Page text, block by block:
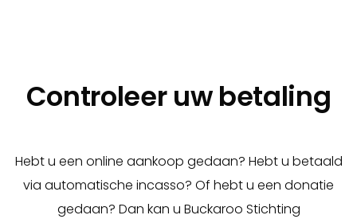
Controleer uw betaling
Hebt u een online aankoop gedaan? Hebt u betaald
via automatische incasso? Of hebt u een donatie
gedaan? Dan kan u Buckaroo Stichting